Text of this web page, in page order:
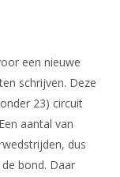
een nieuwe
schrijven. Deze
23) circuit
aantal van
dus
bond. Daar